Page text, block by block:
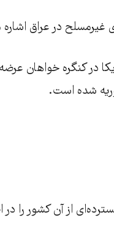
شده است.
از آن کشور را در